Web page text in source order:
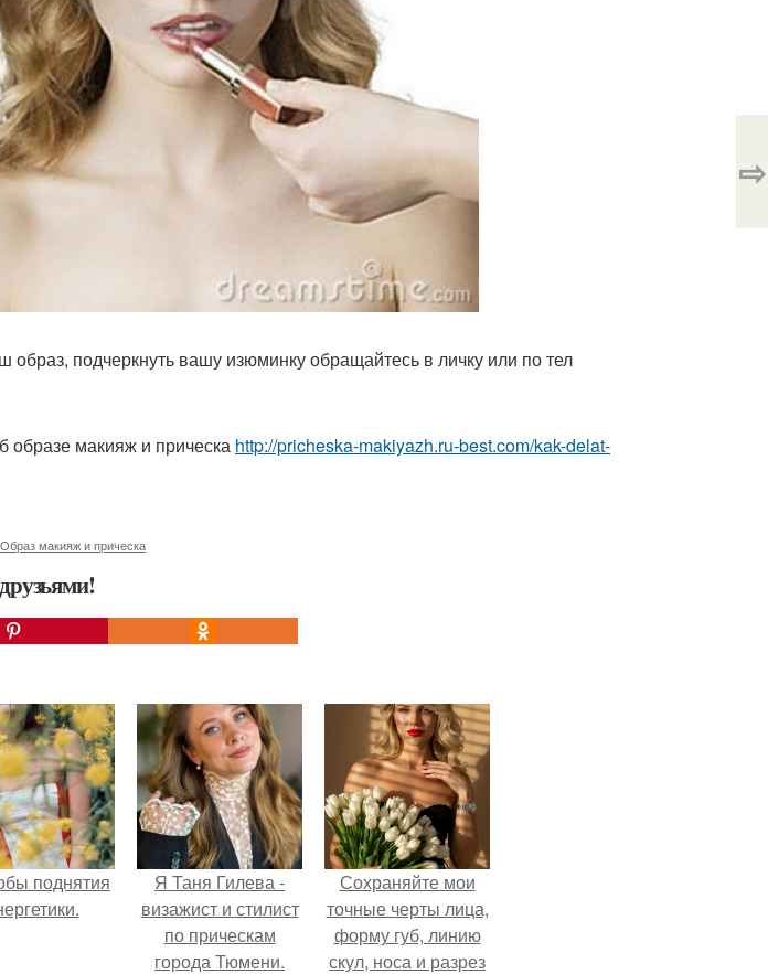
образ, подчеркнуть вашу изюминку обращайтесь в личку или по тел
макияж и прическа http://pricheska-makiyazh.ru-best.com/kak-delat-
Образ макияж и прическа
⇨
поднятия
Я Таня Гилева -
визажист и стилист
по прическам
города Тюмени.
Сохраняйте мои
точные черты лица,
форму губ, линию
скул, носа и разрез